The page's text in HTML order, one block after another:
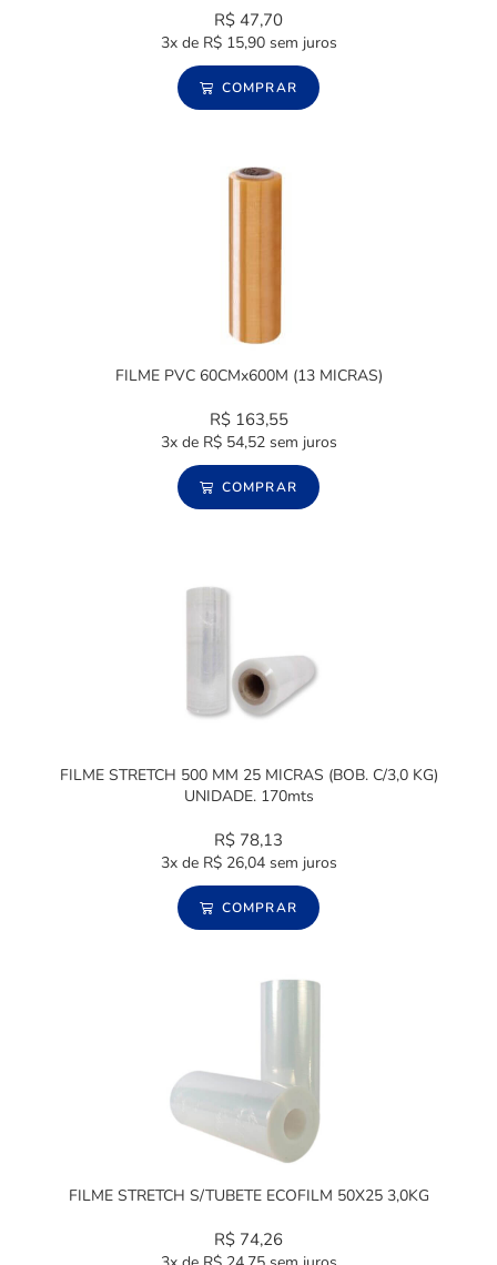
R$ 47,70
3x de R$15,90sem juros
COMPRAR
FILME PVC 60CMx600M (13 MICRAS)
R$163,55
3x de R$54,52sem juros
COMPRAR
FILME STRETCH 500 MM 25 MICRAS (BOB. C/3,0 KG)
UNIDADE. 170mts
R$ 78,13
3x de R$26,04sem juros
COMPRAR
FILME STRETCH S/TUBETE ECOFILM 50X25 3,0KG
R$ 74,26